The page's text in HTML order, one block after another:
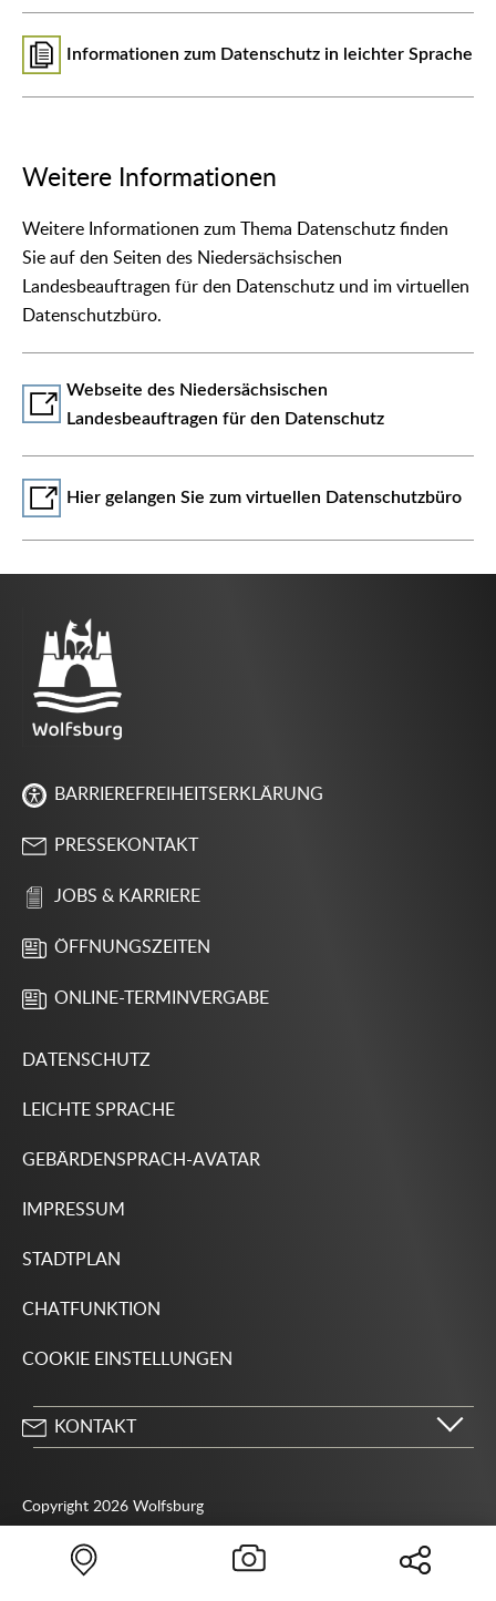
Informationen zum Datenschutz in leichter Sprache
Weitere Informationen
Weitere Informationen zum Thema Datenschutz finden
Sie auf den Seiten des Niedersächsischen
Landesbeauftragen für den Datenschutz und im virtuellen
Datenschutzbüro.
Webseite des Niedersächsischen
Landesbeauftragen für den Datenschutz
Hier gelangen Sie zum virtuellen Datenschutzbüro
BARRIEREFREIHEITSERKLÄRUNG
PRESSEKONTAKT
JOBS & KARRIERE
ÖFFNUNGSZEITEN
ONLINE-TERMINVERGABE
DATENSCHUTZ
LEICHTE SPRACHE
GEBÄRDENSPRACH-AVATAR
IMPRESSUM
STADTPLAN
CHATFUNKTION
COOKIE EINSTELLUNGEN
KONTAKT
38440 Wolfsburg
05361 28-1234
Copyright 2026 Wolfsburg